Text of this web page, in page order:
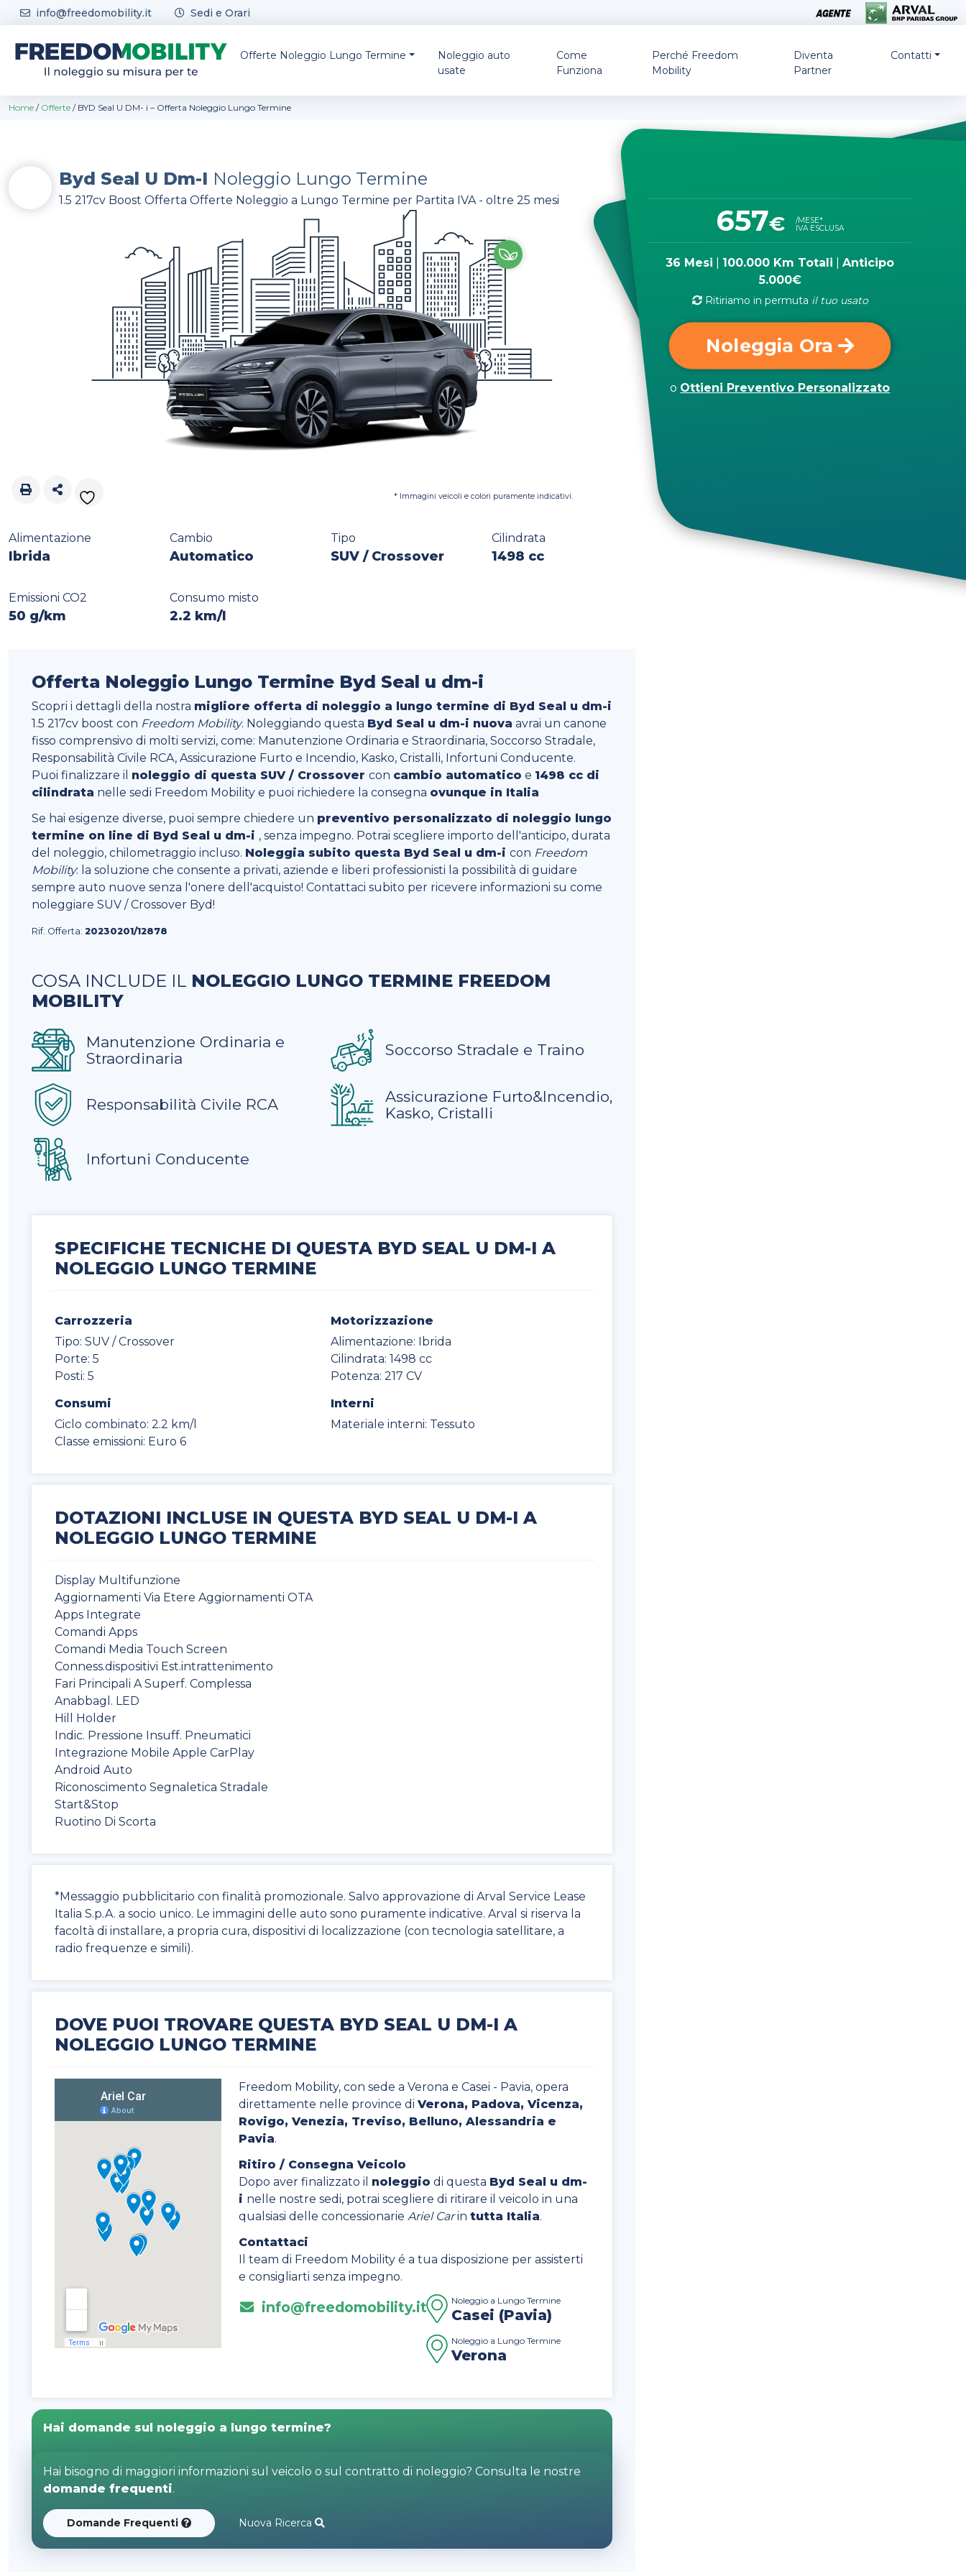
Skip to content
info@freedomobility.it Sedi e Orari
Offerte Noleggio Lungo Termine
Noleggio auto
usate
Come
Funziona
Perché Freedom
Mobility
Diventa
Partner
Contatti
Home / Offerte / BYD Seal U DM- i – Offerta Noleggio Lungo Termine
Byd Seal U Dm-I Noleggio Lungo Termine
1.5 217cv Boost Offerta Offerte Noleggio a Lungo Termine per Partita IVA - oltre 25 mesi
* Immagini veicoli e colori puramente indicativi.
657€
/MESE*
IVA ESCLUSA
36 Mesi 100.000 Km Totali |Anticipo
5.000€
Ritiriamo in permuta il tuo usato
Noleggia Ora
o Ottieni Preventivo Personalizzato
Alimentazione
Ibrida
Cambio
Automatico
Tipo
SUV / Crossover
Cilindrata
1498 cc
Emissioni CO2
50 g/km
Consumo misto
2.2 km/l
Offerta Noleggio Lungo Termine Byd Seal u dm-i
Scopri i dettagli della nostra migliore offerta di noleggio a lungo termine di Byd Seal u dm-i
1.5 217cv boost con Freedom Mobility. Noleggiando questa Byd Seal u dm-i nuova avrai un canone
fisso comprensivo di molti servizi, come: Manutenzione Ordinaria e Straordinaria, Soccorso Stradale,
Responsabilità Civile RCA, Assicurazione Furto e Incendio, Kasko, Cristalli, Infortuni Conducente.
Puoi finalizzare il noleggio di questa SUV / Crossover con cambio automatico e 1498 cc di
cilindrata nelle sedi Freedom Mobility e puoi richiedere la consegna ovunque in Italia
Se hai esigenze diverse, puoi sempre chiedere un preventivo personalizzato di noleggio lungo
termine on line di Byd Seal u dm-i , senza impegno. Potrai scegliere importo dell'anticipo, durata
del noleggio, chilometraggio incluso. Noleggia subito questa Byd Seal u dm-i con Freedom
Mobility: la soluzione che consente a privati, aziende e liberi professionisti la possibilità di guidare
sempre auto nuove senza l'onere dell'acquisto! Contattaci subito per ricevere informazioni su come
noleggiare SUV / Crossover Byd!
Rif. Offerta: 20230201/12878
COSA INCLUDE IL NOLEGGIO LUNGO TERMINE FREEDOM
MOBILITY
Manutenzione Ordinaria e
Straordinaria
Soccorso Stradale e Traino
Responsabilità Civile RCA
Assicurazione Furto&Incendio,
Kasko, Cristalli
Infortuni Conducente
SPECIFICHE TECNICHE DI QUESTA BYD SEAL U DM-I A
NOLEGGIO LUNGO TERMINE
Carrozzeria
Tipo: SUV / Crossover
Porte: 5
Posti: 5
Motorizzazione
Alimentazione: Ibrida
Cilindrata: 1498 cc
Potenza: 217 CV
Consumi
Ciclo combinato: 2.2 km/l
Classe emissioni: Euro 6
Interni
Materiale interni: Tessuto
DOTAZIONI INCLUSE IN QUESTA BYD SEAL U DM-I A
NOLEGGIO LUNGO TERMINE
Display Multifunzione
Aggiornamenti Via Etere Aggiornamenti OTA
Apps Integrate
Comandi Apps
Comandi Media Touch Screen
Conness.dispositivi Est.intrattenimento
Fari Principali A Superf. Complessa
Anabbagl. LED
Hill Holder
Indic. Pressione Insuff. Pneumatici
Integrazione Mobile Apple CarPlay
Android Auto
Riconoscimento Segnaletica Stradale
Start&Stop
Ruotino Di Scorta
*Messaggio pubblicitario con finalità promozionale. Salvo approvazione di Arval Service Lease
Italia S.p.A. a socio unico. Le immagini delle auto sono puramente indicative. Arval si riserva la
facoltà di installare, a propria cura, dispositivi di localizzazione (con tecnologia satellitare, a
radio frequenze e simili).
DOVE PUOI TROVARE QUESTA BYD SEAL U DM-I A
NOLEGGIO LUNGO TERMINE
Freedom Mobility, con sede a Verona e Casei - Pavia, opera
direttamente nelle province di Verona, Padova, Vicenza,
Rovigo, Venezia, Treviso, Belluno, Alessandria e
Pavia.
Ritiro / Consegna Veicolo
Dopo aver finalizzato il noleggio di questa Byd Seal u dm-
i nelle nostre sedi, potrai scegliere di ritirare il veicolo in una
qualsiasi delle concessionarie Ariel Carin tutta Italia.
Contattaci
Il team di Freedom Mobility é a tua disposizione per assisterti
e consigliarti senza impegno.
info@freedomobility.it Noleggio a Lungo Termine
Casei (Pavia)
Noleggio a Lungo Termine
Verona
Hai domande sul noleggio a lungo termine?
Hai bisogno di maggiori informazioni sul veicolo o sul contratto di noleggio? Consulta le nostre
domande frequenti.
Domande Frequenti Nuova Ricerca